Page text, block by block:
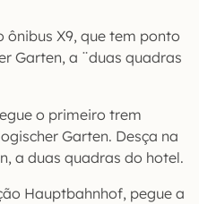
ônibus X9, que tem ponto
Garten, a ¨duas quadras
o primeiro trem
Garten. Desça na
a duas quadras do hotel.
Hauptbahnhof, pegue a